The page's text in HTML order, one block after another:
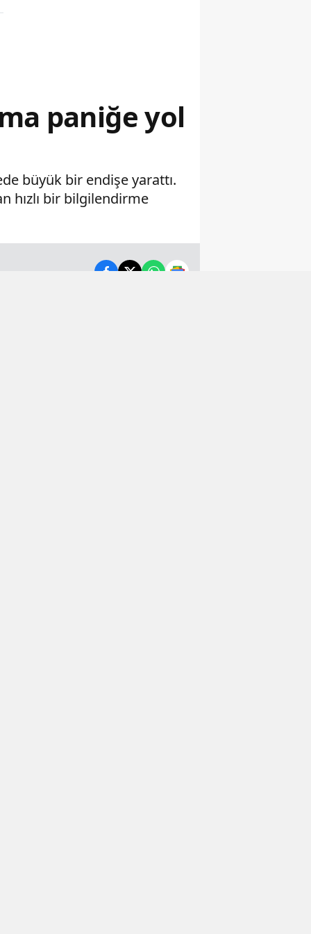
paniğe yol
büyük bir endişe yarattı.
hızlı bir bilgilendirme